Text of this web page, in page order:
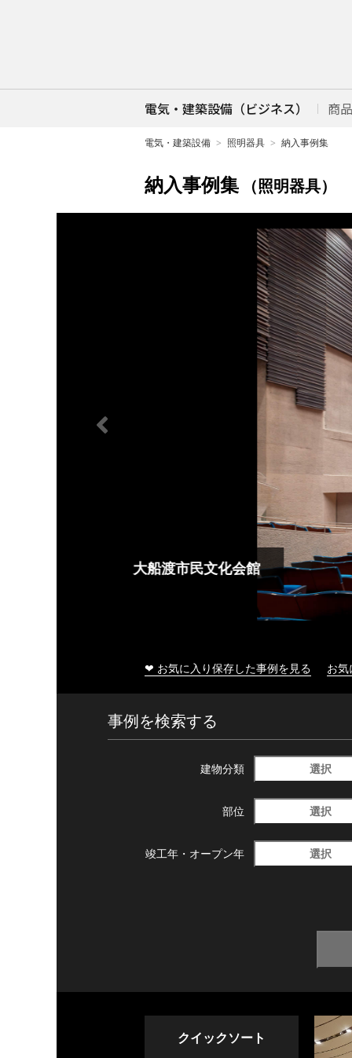
電気・建築設備（ビジネス） 商
電気・建築設備 照明器具 納入事例集
納入事例集 （照明器具）
大船渡市民文化会館
❤ お気に入り保存した事例を見る お
事例を検索する
建物分類 選択
部位 選択
竣工年・ オープン年 選択
クイックソート